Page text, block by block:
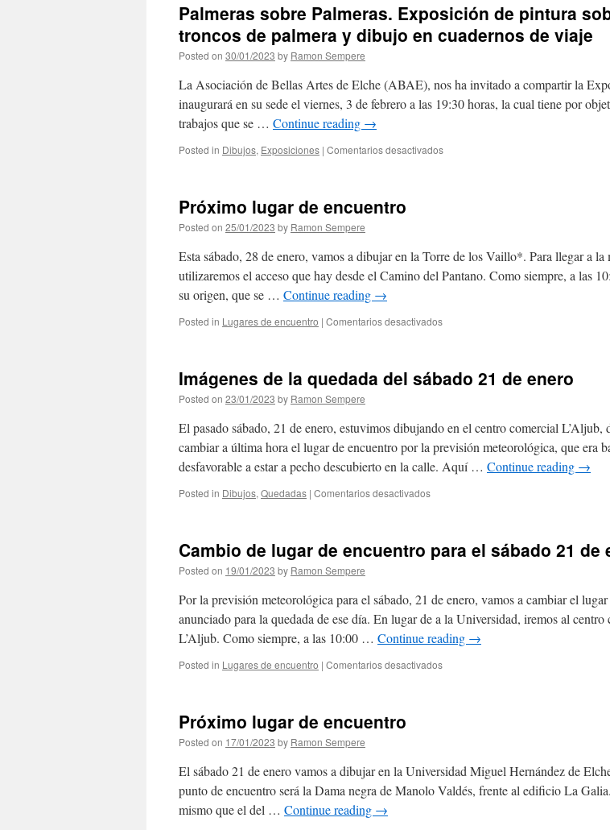
de
Palmeras sobre Palmeras. Exposición de pintura
troncos de palmera y dibujo en cuadernos de viaje
Posted on 30/01/2023 by Ramon Sempere
La Asociación de Bellas Artes de Elche (ABAE), nos ha invitado a compartir la
inaugurará en su sede el viernes, 3 de febrero a las 19:30 horas, la cual tiene por
trabajos que se … Continue reading →
Posted in Dibujos, Exposiciones | Comentarios desactivados
sobre
troncos
de
viaje
Próximo lugar de encuentro
Posted on 25/01/2023 by Ramon Sempere
Esta sábado, 28 de enero, vamos a dibujar en la Torre de los Vaillo*. Para llegar a la
utilizaremos el acceso que hay desde el Camino del Pantano. Como siempre, a las
su origen, que se … Continue reading →
Posted in Lugares de encuentro | Comentarios desactivados
encuentro
Imágenes de la quedada del sábado 21 de enero
Posted on 23/01/2023 by Ramon Sempere
El pasado sábado, 21 de enero, estuvimos dibujando en el centro comercial L’Aljub,
cambiar a última hora el lugar de encuentro por la previsión meteorológica, que era
desfavorable a estar a pecho descubierto en la calle. Aquí … Continue reading →
Posted in Dibujos, Quedadas | Comentarios desactivados
quedada
21
de
enero
Cambio de lugar de encuentro para el sábado 21 de
Posted on 19/01/2023 by Ramon Sempere
Por la previsión meteorológica para el sábado, 21 de enero, vamos a cambiar el
anunciado para la quedada de ese día. En lugar de a la Universidad, iremos al centro
L’Aljub. Como siempre, a las 10:00 … Continue reading →
Posted in Lugares de encuentro | Comentarios desactivados
el
sábado
21
Próximo lugar de encuentro
Posted on 17/01/2023 by Ramon Sempere
El sábado 21 de enero vamos a dibujar en la Universidad Miguel Hernández de
punto de encuentro será la Dama negra de Manolo Valdés, frente al edificio La
mismo que el del … Continue reading →